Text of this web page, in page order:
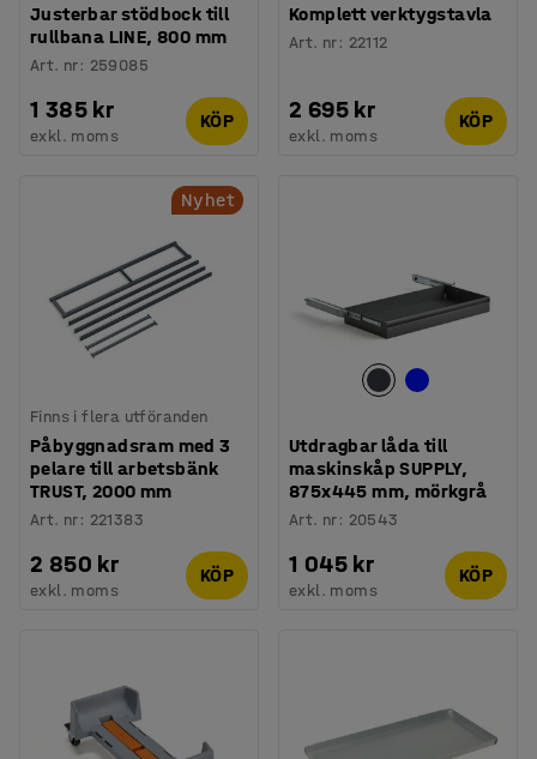
Justerbar stödbock till
rullbana LINE, 800 mm
Art. nr: 259085
1 385 kr
exkl. moms
KÖP
Komplett verktygstavla
Art. nr: 22112
2 695 kr
exkl. moms
KÖP
Nyhet
Finns i flera utföranden
Påbyggnadsram med 3
pelare till arbetsbänk
TRUST, 2000 mm
Art. nr: 221383
2 850 kr
exkl. moms
KÖP
Utdragbar låda till
maskinskåp SUPPLY,
875x445 mm, mörkgrå
Art. nr: 20543
1 045 kr
exkl. moms
KÖP